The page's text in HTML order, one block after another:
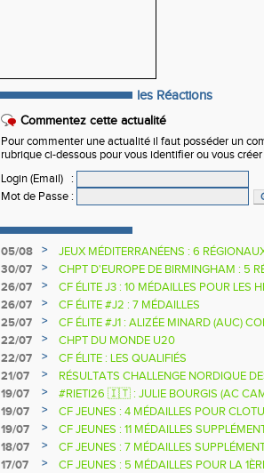
les Réactions
Commentez cette actualité
Pour commenter une actualité il faut posséder un
rubrique ci-dessous pour vous identifier ou vous
Login (Email)
:
Mot de Passe :
05/08 >
JEUX MÉDITERRANÉENS : 6
30/07
>
CHPT D'EUROPE DE BIRMINGHAM : 5
26/07
>
CF ÉLITE J3 : 10 MÉDAILLES POUR LES
26/07
>
CF ÉLITE #J2 : 7 MÉDAILLES
25/07
>
CF ÉLITE #J1 : ALIZÉE MINARD (AUC)
NATIONALE
22/07 >
CHPT DU MONDE U20
22/07
>
CF ÉLITE : LES QUALIFIÉS
21/07
>
RÉSULTATS CHALLENGE NORDIQUE
2025 2026
19/07 >
#RIETI26 🇮🇹 : JULIE BOURGIS (AC
D'EUROPE U18 DE LA PERCHE
19/07 >
CF JEUNES : 4 MÉDAILLES POUR
19/07
>
CF JEUNES : 11 MÉDAILLES
18/07
>
CF JEUNES : 7 MÉDAILLES
17/07
>
CF JEUNES : 5 MÉDAILLES POUR LA